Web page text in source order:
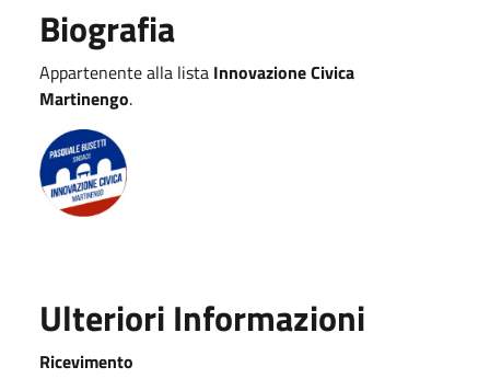
Biografia
Appartenente alla lista Innovazione Civica
Martinengo.
Ulteriori Informazioni
Ricevimento